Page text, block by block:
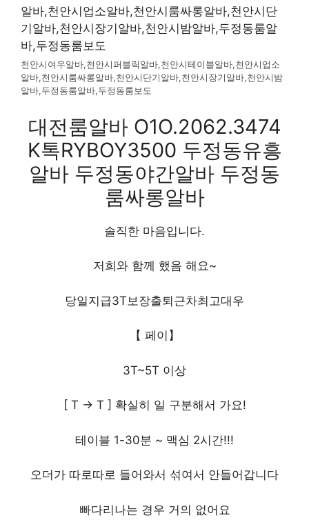
천안시여우알바,천안시퍼블릭알바,천안시테이블알바,천안시업소
알바,천안시룸싸롱알바,천안시단기알바,천안시장기알바,천안시밤
알바,두정동룸알바,두정동룸보도
대전룸알바 O1O.2062.3474
K톡RYBOY3500 두정동유흥
알바 두정동야간알바 두정동
룸싸롱알바
솔직한 마음입니다.
저희와 함께 했음 해요~
당일지급3T보장출퇴근차최고대우
【 페이】
3T~5T 이상
[ T -> T ] 확실히 일 구분해서 가요!
테이블 1-30분 ~ 맥심 2시간!!!
오더가 따로따로 들어와서 섞여서 안들어갑니다
빠다리나는 경우 거의 없어요